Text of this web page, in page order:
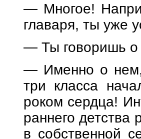
— Многое!
главаря, ты уже
— Ты говоришь о
— Именно о нем,
три класса
роком сердца!
раннего детства
в собственной